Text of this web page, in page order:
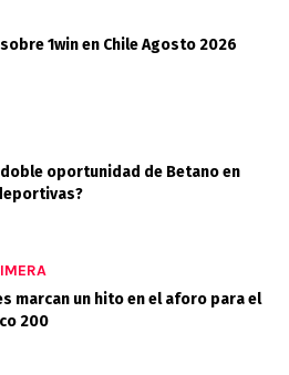
1win en Chile Agosto 2026
doble oportunidad de Betano en
marcan un hito en el aforo para el
200